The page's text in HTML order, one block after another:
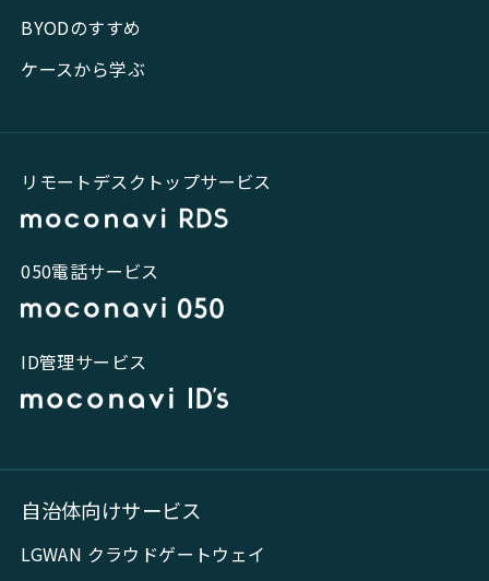
BYODのすすめ
ケースから学ぶ
リモートデスクトップサービス
050電話サービス
ID管理サービス
自治体向けサービス
LGWAN クラウドゲートウェイ